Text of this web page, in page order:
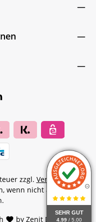
SEHR GUT
4.99 / 5.00
by Zenit Design
zzgl. Versandkosten
wenn nicht anders